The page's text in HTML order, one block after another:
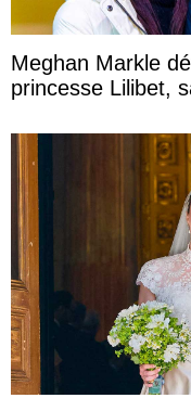
Meghan Markle
princesse Lilibet,